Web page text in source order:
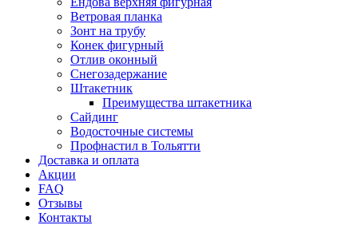
Ветровая планка
Зонт на трубу
Конек фигурный
Отлив оконный
Снегозадержание
Штакетник
Преимущества штакетника
Сайдинг
Водосточные системы
Профнастил в Тольятти
Доставка и оплата
Акции
FAQ
Отзывы
Контакты
Штакетник
Сайдинг
Водосточные системы
Профнастил в Тольятти